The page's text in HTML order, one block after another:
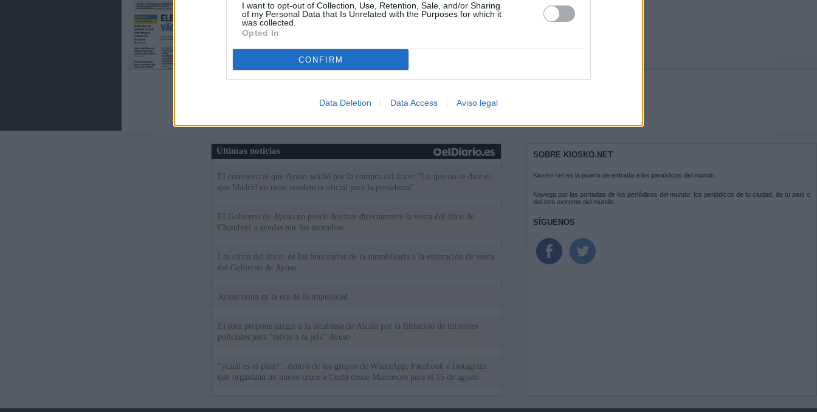
I want to opt-out of Collection, Use, Retention, Sale, and/or Sharing
of my Personal Data that Is Unrelated with the Purposes for which it
was collected.
Opted In
CONFIRM
Data Deletion Data Access Aviso legal
Últimas noticias
El consejero al que Ayuso señaló por la compra del ático: "Lo que no se dice es
que Madrid no tiene residencia oficial para la presidenta"
El Gobierno de Ayuso no puede destinar directamente la venta del ático de
Chamberí a ayudas por los incendios
Las cifras del ático: de los honorarios de la inmobiliaria a la estimación de venta
del Gobierno de Ayuso
Ayuso reina en la era de la impunidad
El juez propone juzgar a la alcaldesa de Alcalá por la filtración de informes
policiales para "salvar a la jefa" Ayuso
"¿Cuál es el plan?": dentro de los grupos de WhatsApp, Facebook e Instagram
que organizan un nuevo cruce a Ceuta desde Marruecos para el 15 de agosto
SOBRE KIOSKO.NET
Kiosko.net es la puerta de entrada a los periódicos del mundo.
Navega por las portadas de los periódicos del mundo: los periódicos de tu ciudad, de tu país o
del otro extremo del mundo.
SÍGUENOS